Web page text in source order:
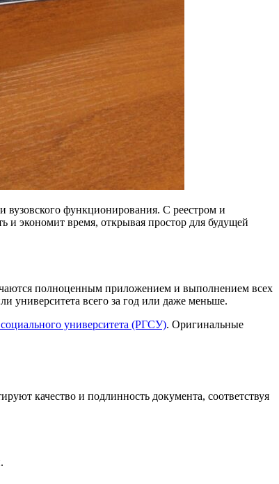
вузовского функционирования. С реестром и
экономит время, открывая простор для будущей
полноценным приложением и выполнением всех
университета всего за год или даже меньше.
университета (РГСУ). Оригинальные
качество и подлинность документа, соответствуя